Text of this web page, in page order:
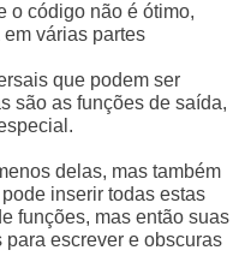
o código não é ótimo,
várias partes
que podem ser
são as funções de saída,
delas, mas também
inserir todas estas
funções, mas então suas
escrever e obscuras